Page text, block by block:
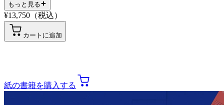
もっと見る
¥13,750 （税込）
カートに追加
紙の書籍を購入する